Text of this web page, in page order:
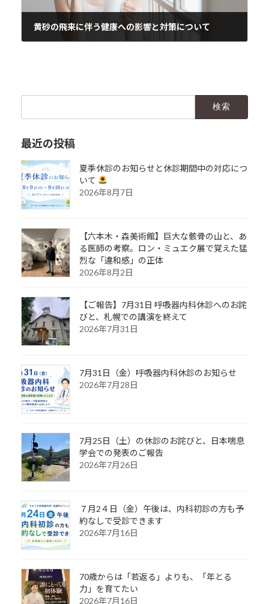
黄砂の飛来に伴う健康への影響と対策について
最近の投稿
夏季休診のお知らせと休診期間中の対応につ
いて
2026年8月7日
【六本木・森美術館】巨大な骸骨の山と、あ
る医師の考察。ロン・ミュエク展で覚えた猛
烈な「違和感」の正体
2026年8月2日
【ご報告】7月31日 呼吸器内科休診へのお詫
びと、札幌での講演を終えて
2026年7月31日
7月31日（金）呼吸器内科休診のお知らせ
2026年7月28日
7月25日（土）の休診のお詫びと、日本喘息
学会での発表のご報告
2026年7月26日
７月2４日（金）午後は、内科初診の方も予
約なしで受診できます
2026年7月16日
70歳からは「若返る」よりも、「年とる
力」を育てたい
2026年7月16日